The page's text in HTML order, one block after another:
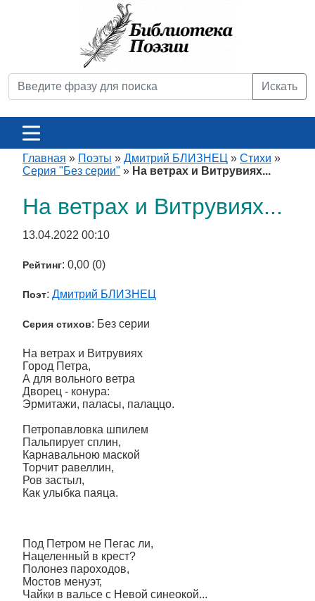
Искать
Главная » Поэты » Дмитрий БЛИЗНЕЦ » Стихи »
Серия "Без серии" » На ветрах и Витрувиях...
На ветрах и Витрувиях...
13.04.2022 00:10
Рейтинг: 0,00 (0)
Поэт: Дмитрий БЛИЗНЕЦ
Серия стихов: Без серии
На ветрах и Витрувиях
Город Петра,
А для вольного ветра
Дворец - конура:
Эрмитажи, паласы, палаццо.
Петропавловка шпилем
Пальпирует сплин,
Карнавальною маской
Торчит равеллин,
Ров застыл,
Как улыбка паяца.
Под Петром не Пегас ли,
Нацеленный в крест?
Полонез пароходов,
Мостов менуэт,
Чайки в вальсе с Невой синеокой...